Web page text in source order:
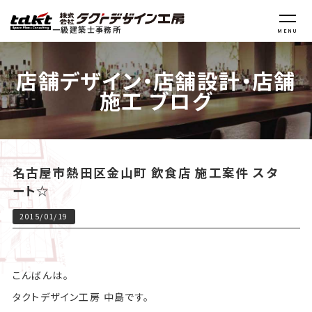
一級建築士事務所 MENU
店舗デザイン・店舗設計・店舗
施工 ブログ
名古屋市熱田区金山町 飲食店 施工案件 スタ
ート☆
2015/01/19
こんばんは。
タクトデザイン工房 中島です。